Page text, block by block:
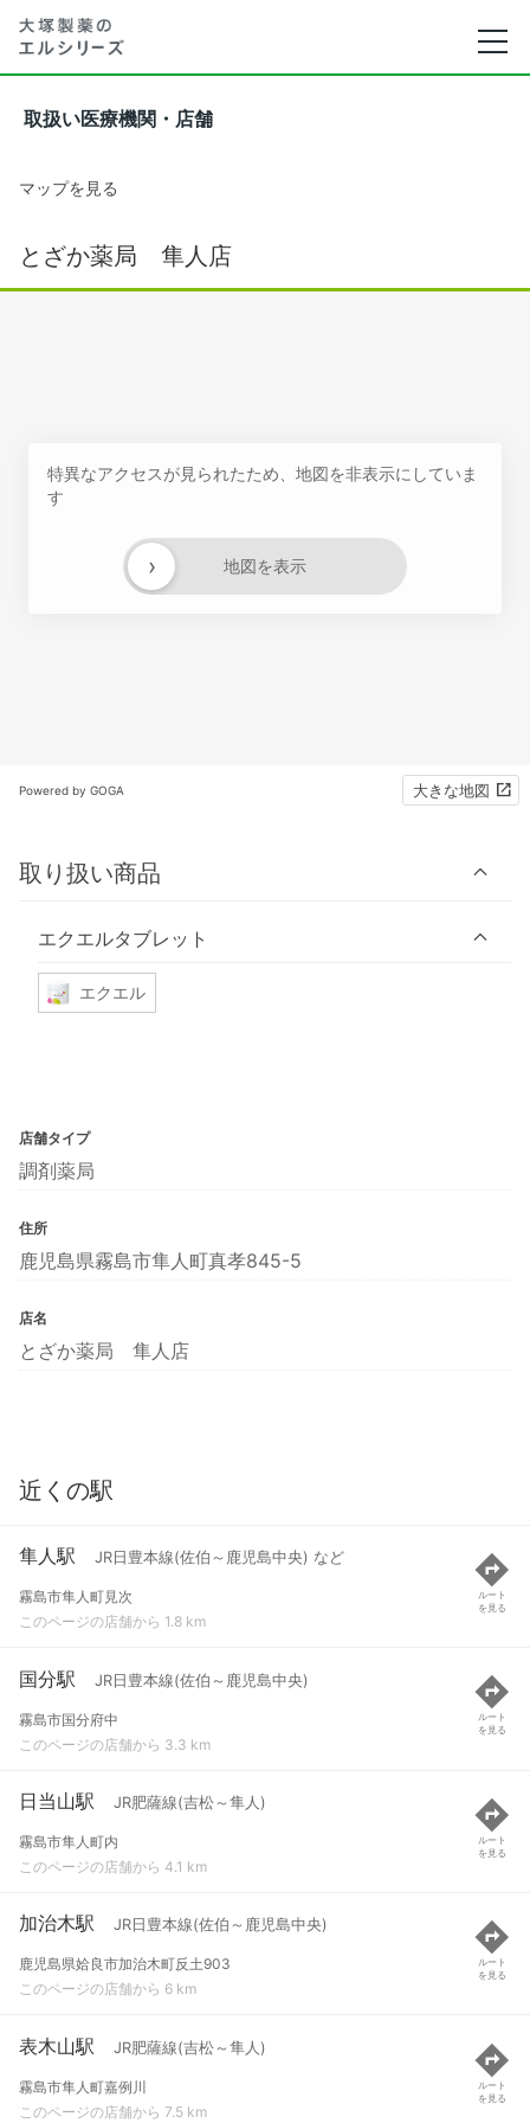
取扱い医療機関・店舗
マップを見る
とざか薬局 隼人店
特異なアクセスが見られたため、地図を非表示にしていま
す
地図を表示
›
Powered by GOGA 大きな地図
取り扱い商品
エクエルタブレット
エクエル
店舗タイプ
調剤薬局
住所
鹿児島県霧島市隼人町真孝845-5
店名
とざか薬局 隼人店
近くの駅
隼人駅 JR日豊本線(佐伯～鹿児島中央) など
霧島市隼人町見次
このページの店舗から 1.8 km
ルート
を見る
国分駅 JR日豊本線(佐伯～鹿児島中央)
霧島市国分府中
このページの店舗から 3.3 km
ルート
を見る
日当山駅 JR肥薩線(吉松～隼人)
霧島市隼人町内
このページの店舗から 4.1 km
ルート
を見る
加治木駅 JR日豊本線(佐伯～鹿児島中央)
鹿児島県姶良市加治木町反土903
このページの店舗から 6 km
ルート
を見る
表木山駅 JR肥薩線(吉松～隼人)
霧島市隼人町嘉例川
このページの店舗から 7.5 km
ルート
を見る